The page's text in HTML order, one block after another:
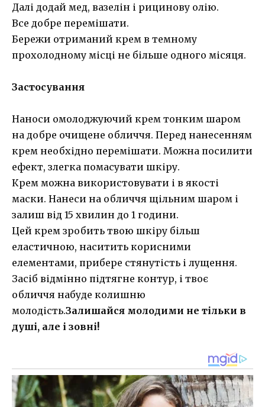
Далі додай мед, вазелін і рицинову олію.
Все добре перемішати.
Бережи отриманий крем в темному
прохолодному місці не більше одного місяця.
Застосування
Наноси омолоджуючий крем тонким шаром
на добре очищене обличчя. Перед нанесенням
крем необхідно перемішати. Можна посилити
ефект, злегка помасувати шкіру.
Крем можна використовувати і в якості
маски. Нанеси на обличчя щільним шаром і
залиш від 15 хвилин до 1 години.
Цей крем зробить твою шкіру більш
еластичною, наситить корисними
елементами, прибере стянyтість і лущення.
Засіб відмінно підтягне контур, і твоє
обличчя набуде колишню
молодість.Залишайся молодими не тільки в
душі, але і зовні!